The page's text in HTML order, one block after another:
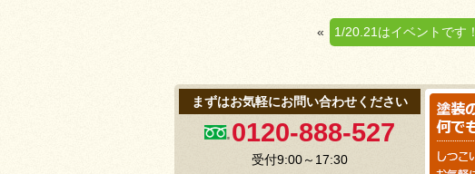
« 1/20.21はイベントです！
まずはお気軽にお問い合わせください
0120-888-527
受付9:00～17:30